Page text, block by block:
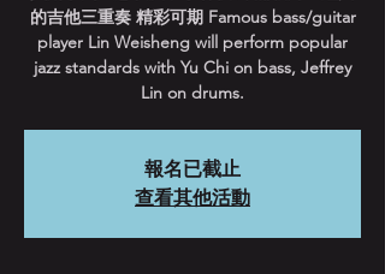
的吉他三重奏 精彩可期 Famous bass/guitar
player Lin Weisheng will perform popular
jazz standards with Yu Chi on bass, Jeffrey
Lin on drums.
報名已截止
查看其他活動